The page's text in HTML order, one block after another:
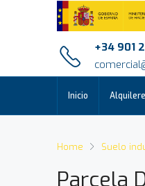
+34 901
Inicio
Home Suelo
Parcela